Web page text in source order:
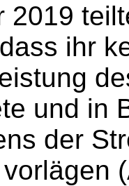
2019
ihr
und in
der